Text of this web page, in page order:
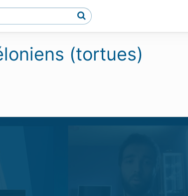
(tortues)